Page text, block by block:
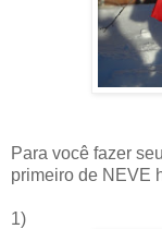
Para você fazer
primeiro de NEVE
1)